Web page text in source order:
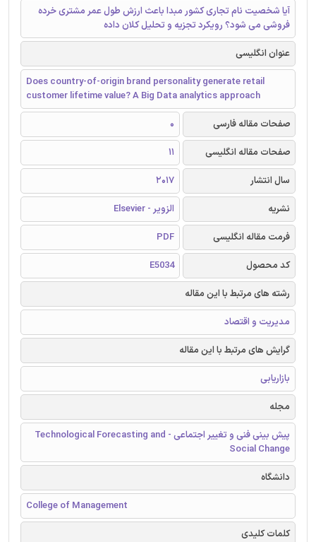
آیا شخصیت نام تجاری کشور مبدا باعث ارزش طول عمر مشتری خرده
فروشی می شود؟ رویکرد تجزیه و تحلیل کلان داده
عنوان انگلیسی
Does country-of-origin brand personality generate retail
customer lifetime value? A Big Data analytics approach
صفحات مقاله فارسی
0
صفحات مقاله انگلیسی
11
سال انتشار
2017
نشریه
الزویر - Elsevier
فرمت مقاله انگلیسی
PDF
کد محصول
E5034
رشته های مرتبط با این مقاله
مدیریت و اقتصاد
گرایش های مرتبط با این مقاله
بازاریابی
مجله
پیش بینی فنی و تغییر اجتماعی - Technological Forecasting and
Social Change
دانشگاه
College of Management
کلمات کلیدی